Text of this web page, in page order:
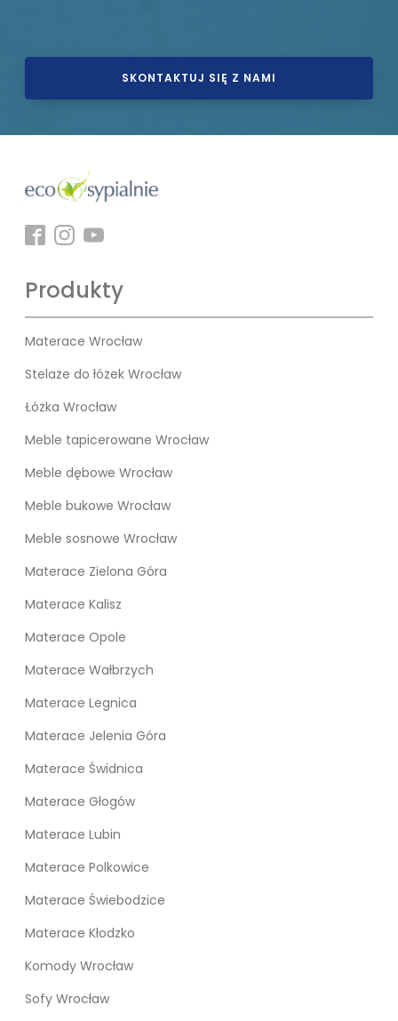
SKONTAKTUJ SIĘ Z NAMI
Produkty
Materace Wrocław
Stelaże do łóżek Wrocław
Łóżka Wrocław
Meble tapicerowane Wrocław
Meble dębowe Wrocław
Meble bukowe Wrocław
Meble sosnowe Wrocław
Materace Zielona Góra
Materace Kalisz
Materace Opole
Materace Wałbrzych
Materace Legnica
Materace Jelenia Góra
Materace Świdnica
Materace Głogów
Materace Lubin
Materace Polkowice
Materace Świebodzice
Materace Kłodzko
Komody Wrocław
Sofy Wrocław